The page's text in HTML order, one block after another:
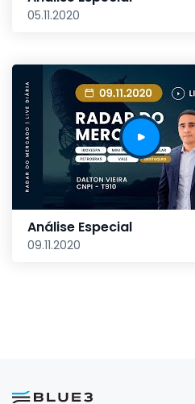
05.11.2020
Análise Especial
09.11.2020